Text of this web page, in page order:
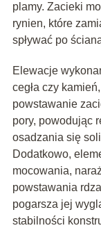
plamy. Zacieki
rynien, które
spływać po
Elewacje
cegła czy
powstawanie
pory, powodując
osadzania się
Dodatkowo,
mocowania,
powstawania
pogarsza jej
stabilności